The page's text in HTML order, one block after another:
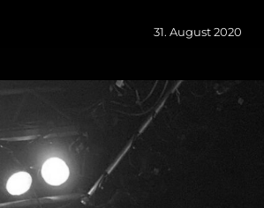
31. August 2020